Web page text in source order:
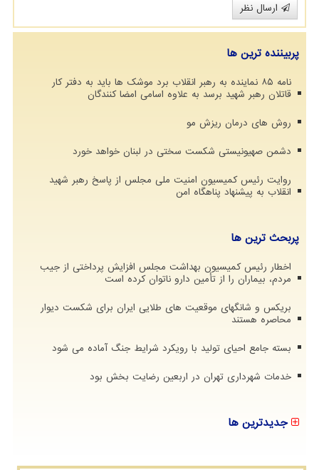
ارسال نظر
پربیننده ترین ها
نامه ۸۵ نماینده به رهبر انقلاب برد موشک ها باید به دفتر کار
قاتلان رهبر شهید برسد به علاوه اسامی امضا کنندگان
روش های درمان ریزش مو
دشمن صهیونیستی شکست سختی در لبنان خواهد خورد
روایت رئیس کمیسیون امنیت ملی مجلس از پاسخ رهبر شهید
انقلاب به پیشنهاد پناهگاه امن
پربحث ترین ها
اخطار رئیس کمیسیون بهداشت مجلس افزایش پرداختی از جیب
مردم، بیماران را از تأمین دارو ناتوان کرده است
بریکس و شانگهای موقعیت های طلایی ایران برای شکست دیوار
محاصره هستند
بسته جامع احیای تولید با رویکرد شرایط جنگ آماده می شود
خدمات شهرداری تهران در اربعین رضایت بخش بود
جدیدترین ها